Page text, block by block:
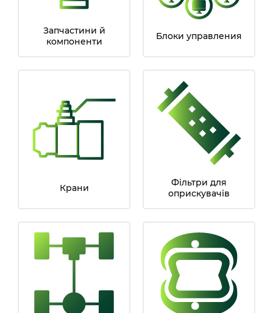
Запчастини й
компоненти
Блоки управления
Крани
Фільтри для
оприскувачів